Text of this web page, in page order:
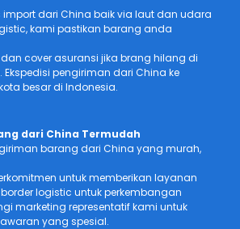
import dari China baik via laut dan udara
kami pastikan barang anda
cover asuransi jika brang hilang di
pengiriman dari China ke
besar di Indonesia.
dari China Termudah
barang dari China yang murah,
untuk memberikan layanan
logistic untuk perkembangan
marketing representatif kami untuk
yang spesial.